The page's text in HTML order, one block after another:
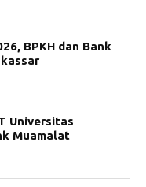
BPKH dan Bank
Universitas
Muamalat